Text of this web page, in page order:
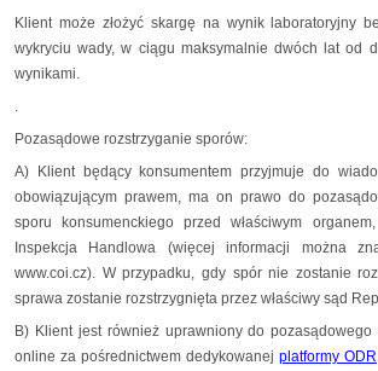
Klient może złożyć skargę na wynik laboratoryjny
wykryciu wady, w ciągu maksymalnie dwóch lat od
wynikami.
Pozasądowe rozstrzyganie sporów:
A) Klient będący konsumentem przyjmuje do
obowiązującym prawem, ma on prawo do
sporu konsumenckiego przed właściwym
Inspekcja Handlowa (więcej informacji można
www.coi.cz). W przypadku, gdy spór nie zostanie
sprawa zostanie rozstrzygnięta przez właściwy sąd
B) Klient jest również uprawniony do pozasądowego
online za pośrednictwem dedykowanej platformy ODR